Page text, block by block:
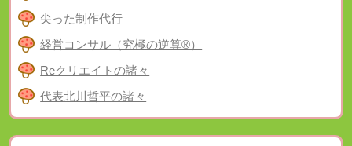
尖った制作代行
経営コンサル（究極の逆算®）
Reクリエイトの諸々
代表北川哲平の諸々